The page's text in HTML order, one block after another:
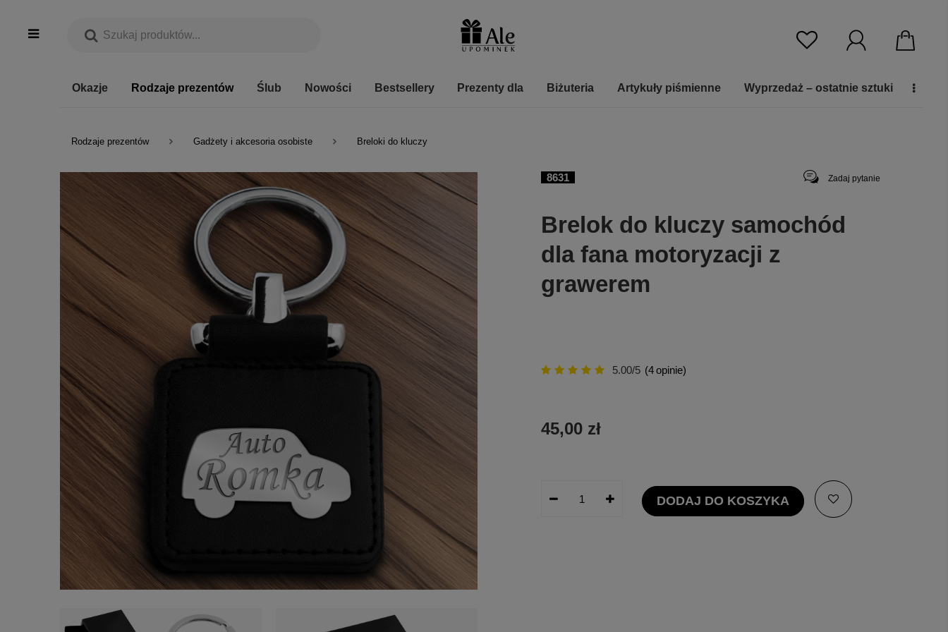
Okazje Rodzaje prezentów Ślub Nowości Bestsellery Prezenty dla Biżuteria Artykuły piśmienne Wyprzedaż – ostatnie sztuki
Rodzaje prezentów Gadżety i akcesoria osobiste Breloki do kluczy
8631 Zadaj pytanie
Brelok do kluczy samochód
dla fana motoryzacji z
grawerem
5.00/5 (4opinie)
45,00 zł
DODAJ DO KOSZYKA